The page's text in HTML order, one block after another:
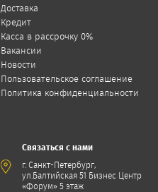
Доставка
Кредит
Касса в рассрочку 0%
Вакансии
Новости
Пользовательское соглашение
Политика конфиденциальности
Связаться с нами
г. Санкт-Петербург,
ул.Балтийская 51 Бизнес Центр
«Форум» 5 этаж